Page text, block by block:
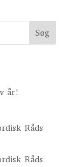
Søg
år!
Råds
Råds